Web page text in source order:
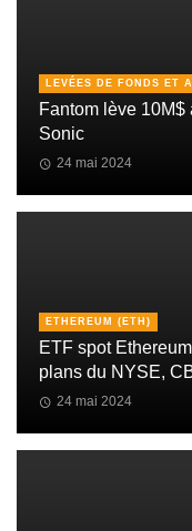
LEVÉES DE FONDS ET
Fantom lève
Sonic
24 mai 2024
ETHEREUM (ETH)
ETF spot
plans du NYSE,
24 mai 2024